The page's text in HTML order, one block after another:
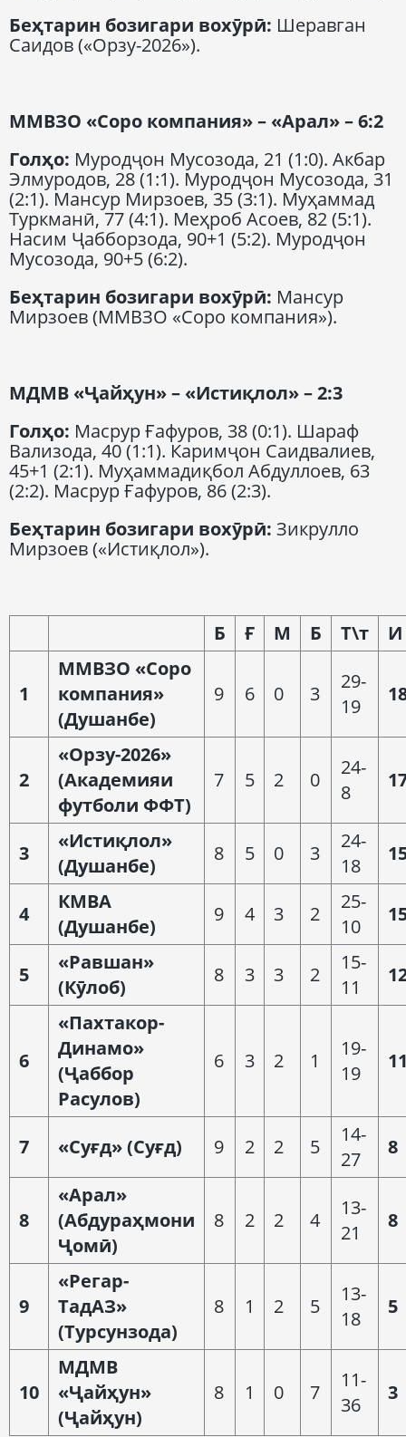
Беҳтарин бозигари вохӯрӣ: Шеравган
Саидов («Орзу-2026»).
ММВЗО «Соро компания» – «Арал» – 6:2
Голҳо: Муродҷон Мусозода, 21 (1:0). Акбар
Элмуродов, 28 (1:1). Муродҷон Мусозода, 31
(2:1). Мансур Мирзоев, 35 (3:1). Муҳаммад
Туркманӣ, 77 (4:1). Меҳроб Асоев, 82 (5:1).
Насим Ҷабборзода, 90+1 (5:2). Муродҷон
Мусозода, 90+5 (6:2).
Беҳтарин бозигари вохӯрӣ: Мансур
Мирзоев (ММВЗО «Соро компания»).
МДМВ «Ҷайҳун» – «Истиқлол» – 2:3
Голҳо: Масрур Ғафуров, 38 (0:1). Шараф
Вализода, 40 (1:1). Каримҷон Саидвалиев,
45+1 (2:1). Муҳаммадиқбол Абдуллоев, 63
(2:2). Масрур Ғафуров, 86 (2:3).
Беҳтарин бозигари вохӯрӣ: Зикрулло
Мирзоев («Истиқлол»).
Б Ғ М Б Т\т И
1
ММВЗО «Соро
компания»
(Душанбе)
9 6 0 3
29-
19
2
«Орзу-2026»
(Академияи
футболи ФФТ)
7 5 2 0
24-
8
3
«Истиқлол»
(Душанбе)
8 5 0 3
24-
18
4
КМВА
(Душанбе)
9 4 3 2
25-
10
5
«Равшан»
(Кӯлоб)
8 3 3 2
15-
11
6
«Пахтакор-
Динамо»
(Ҷаббор
Расулов)
6 3 2 1
19-
19
7 «Суғд» (Суғд) 9 2 2 5
14-
27
8
8
«Арал»
(Абдураҳмони
Ҷомӣ)
8 2 2 4
13-
21
8
9
«Регар-
ТадАЗ»
(Турсунзода)
8 1 2 5
13-
18
5
10
МДМВ
«Ҷайҳун»
(Ҷайҳун)
8 1 0 7
11-
36
3